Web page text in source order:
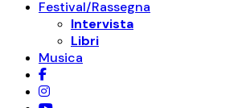
Festival/Rassegna
Intervista
Libri
Musica